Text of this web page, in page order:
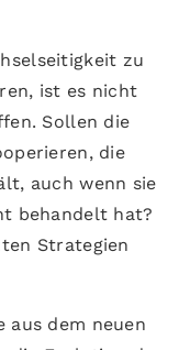
zu
ist es nicht
Sollen die
die
auch wenn sie
behandelt hat?
Strategien
aus dem neuen